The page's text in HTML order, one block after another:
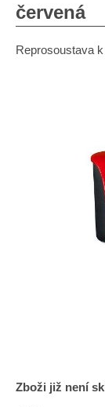
červená
Reprosoustava
Zboži již není